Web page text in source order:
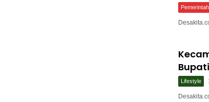
Lifestyle